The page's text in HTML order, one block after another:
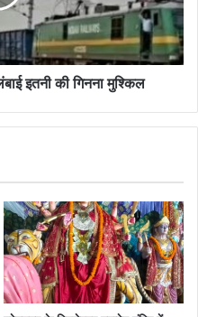
इतनी की गिनना मुश्किल